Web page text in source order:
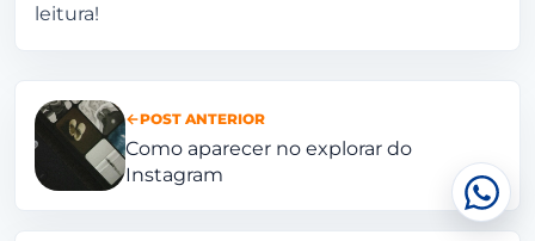
leitura!
POST ANTERIOR
Como aparecer no explorar do
Instagram